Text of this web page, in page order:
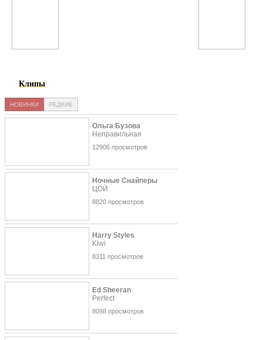
Клипы
НОВИНКИ РЕДКИЕ
Ольга Бузова
Неправильная
12906 просмотров
Ночные Снайперы
ЦОЙ
8820 просмотров
Harry Styles
Kiwi
8311 просмотров
Ed Sheeran
Perfect
8098 просмотров